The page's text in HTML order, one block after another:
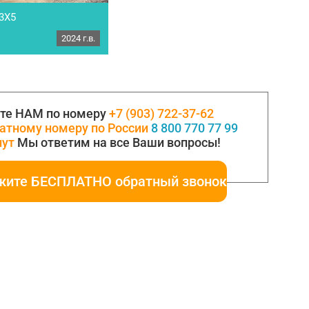
D20-3X5. Год выпуска
2024 г.в.
НАМ по номеру+7 (903) 722-37-62
номеру по России 8 800 770 77 99
Мы ответим на все Ваши вопросы!
БЕСПЛАТНО обратный звонок